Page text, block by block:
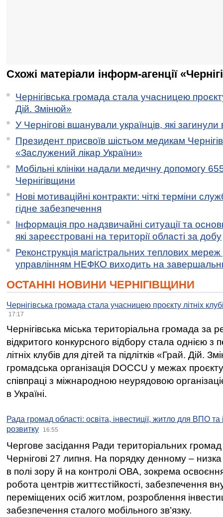
Схожі матеріали інформ-агенції
Чернігівська громада стала учасницею
Дій. Змінюй»
У Чернігові вшанували українців, які загинули
Президент присвоїв шістьом медикам
«Заслужений лікар України»
Мобільні клініки надали медичну допомогу
Чернігівщини
Нові мотиваційні контракти: чіткі терміни
гідне забезпечення
Інформація про надзвичайні ситуації та
які зареєстровані на території області за добу
Реконструкція магістральних теплових мереж
управлінням НЕФКО виходить на
ОСТАННІ НОВИНИ ЧЕРНІГІВЩИНИ
Чернігівська громада стала учасницею проєкту літніх
17:17
Чернігівська міська територіальна громада за
відкритого конкурсного відбору стала однією
літніх клубів для дітей та підлітків «Грай. Дій.
громадська організація DOCCU у межах
співпраці з міжнародною неурядовою
в Україні.
Рада громад області: освіта, інвестиції, житло для ВПО
розвитку
16:55
Чергове засідання Ради територіальних громад
Чернігові 27 липня. На порядку денному –
в полі зору й на контролі ОВА, зокрема освоєння
робота центрів життєстійкості, забезпечення
переміщених осіб житлом, розроблення
забезпечення сталого мобільного зв’язку.